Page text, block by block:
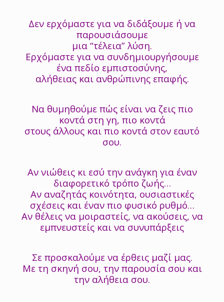
Δεν ερχόμαστε για να διδάξουμε ή να
παρουσιάσουμε
μια “τέλεια” λύση.
Ερχόμαστε για να συνδημιουργήσουμε
ένα πεδίο εμπιστοσύνης,
αλήθειας και ανθρώπινης επαφής.
Να θυμηθούμε πώς είναι να ζεις πιο
κοντά στη γη, πιο κοντά
στους άλλους και πιο κοντά στον εαυτό
σου.
Αν νιώθεις κι εσύ την ανάγκη για έναν
διαφορετικό τρόπο ζωής…
Αν αναζητάς κοινότητα, ουσιαστικές
σχέσεις και έναν πιο φυσικό ρυθμό…
Αν θέλεις να μοιραστείς, να ακούσεις, να
εμπνευστείς και να συνυπάρξεις
Σε προσκαλούμε να έρθεις μαζί μας.
Με τη σκηνή σου, την παρουσία σου και
την αλήθεια σου.